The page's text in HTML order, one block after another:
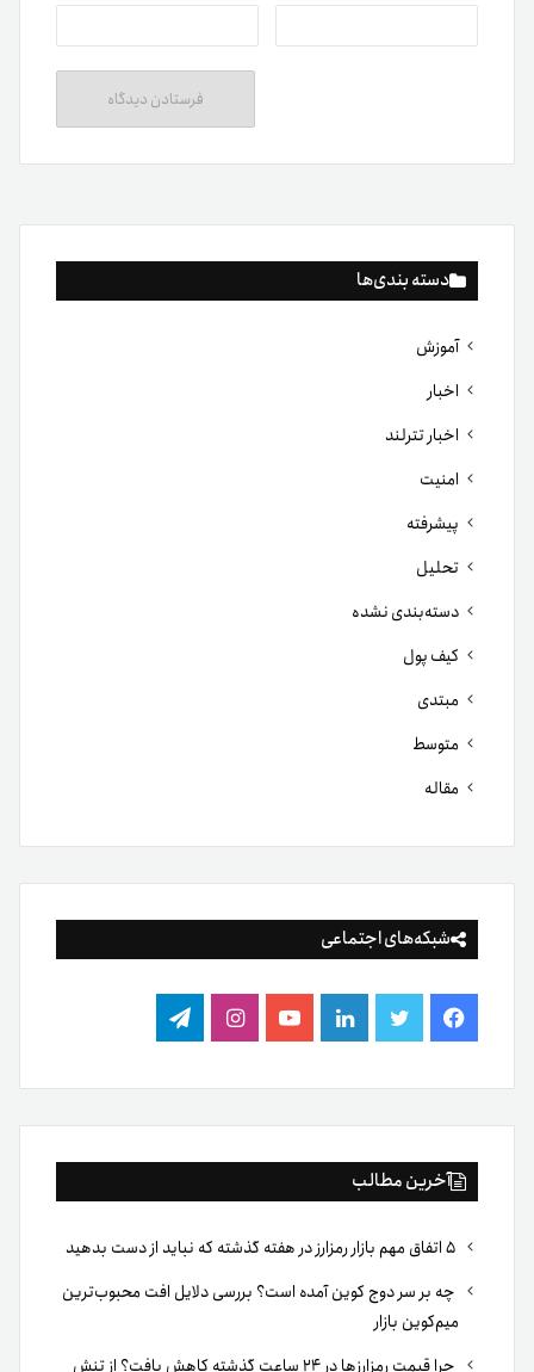
دسته بندی‌ها
آموزش
اخبار
اخبار تترلند
امنیت
پیشرفته
تحلیل
دسته‌بندی نشده
کیف پول
مبتدی
متوسط
مقاله
شبکه‌های اجتماعی
فیس
بوک
توییتر لینکدینیوتیوباینستاگرام
تلگرام
آخرین مطالب
چه بر سر دوج کوین آمده است؟ بررسی دلایل افت محبوب‌ترین
میم‌کوین بازار
چرا قیمت رمزارزها در ۲۴ ساعت گذشته کاهش یافت؟ از تنش